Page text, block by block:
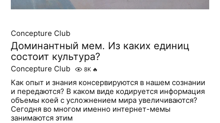
Concepture Club
Доминантный мем. Из каких единиц
состоит культура?
Concepture Club 8K 🔥
Как опыт и знания консервируются в нашем сознании
и передаются? В каком виде кодируется информация
объемы коей с усложнением мира увеличиваются?
Сегодня во многом именно интернет-мемы
занимаются этим